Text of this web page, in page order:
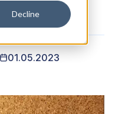
Decline
01.05.2023